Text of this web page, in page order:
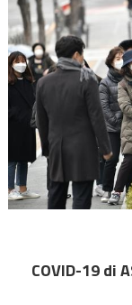
COVID-19 di